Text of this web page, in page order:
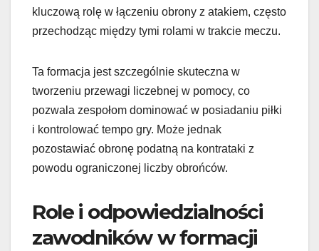
kluczową rolę w łączeniu obrony z atakiem, często
przechodząc między tymi rolami w trakcie meczu.
Ta formacja jest szczególnie skuteczna w
tworzeniu przewagi liczebnej w pomocy, co
pozwala zespołom dominować w posiadaniu piłki
i kontrolować tempo gry. Może jednak
pozostawiać obronę podatną na kontrataki z
powodu ograniczonej liczby obrońców.
Role i odpowiedzialności
zawodników w formacji